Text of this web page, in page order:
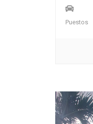
Puestos